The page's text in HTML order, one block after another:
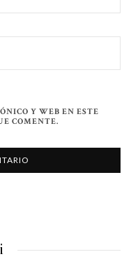
Y WEB EN ESTE
COMENTE.